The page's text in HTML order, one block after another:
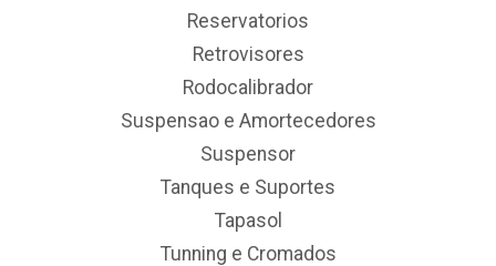
Reservatorios
Retrovisores
Rodocalibrador
Suspensao e Amortecedores
Suspensor
Tanques e Suportes
Tapasol
Tunning e Cromados